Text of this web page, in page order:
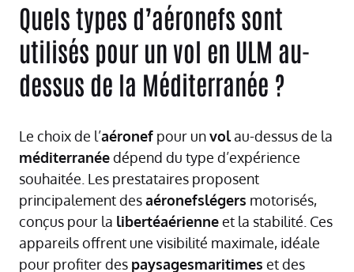
Quels types d’aéronefs sont
utilisés pour un vol en ULM au-
dessus de la Méditerranée ?
Le choix de l’aéronef pour unvolau-dessus de la
méditerranéedépend du type d’expérience
souhaitée. Les prestataires proposent
principalement desaéronefslégers motorisés,
conçus pour la libertéaérienneet la stabilité. Ces
appareils offrent une visibilité maximale, idéale
pour profiter des paysagesmaritimes et des